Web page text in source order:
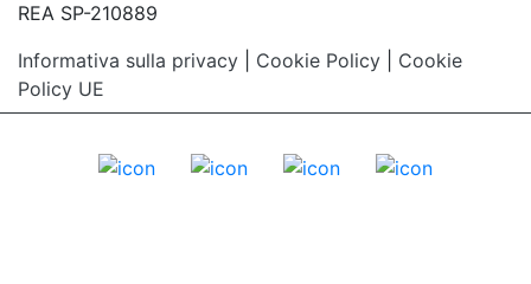
REA SP-210889
Informativa sulla privacy
Cookie Policy
Cookie
Policy UE